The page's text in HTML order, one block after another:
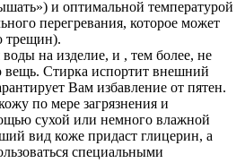
и оптимальной температурой
перегревания, которое может
трещин).
на изделие, и , тем более, не
Стирка испортит внешний
Вам избавление от пятен.
по мере загрязнения и
сухой или немного влажной
вид коже придаст глицерин, а
специальными